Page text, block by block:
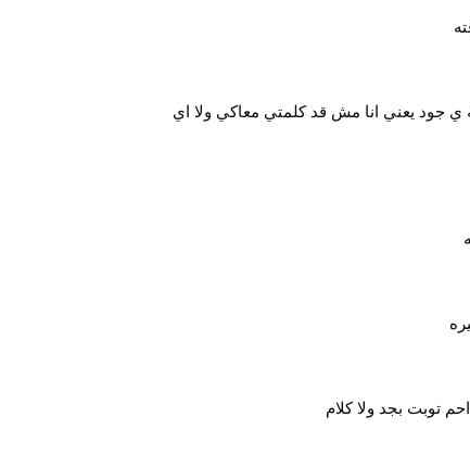
ي جود يعني انا مش قد كلمتي معاكي ولا اي
توبت بجد ولا كلام